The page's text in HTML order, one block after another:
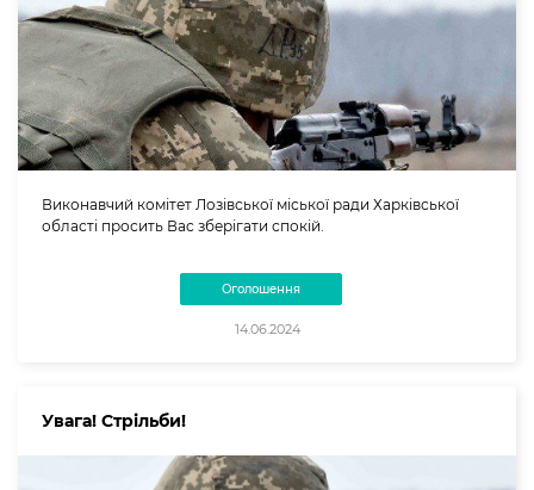
Виконавчий комітет Лозівської міської ради Харківської
області просить Вас зберігати спокій.
Оголошення
14.06.2024
Увага! Стрільби!